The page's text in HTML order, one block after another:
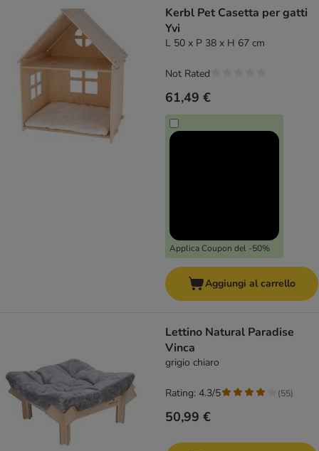
Kerbl Pet Casetta per gatti
Yvi
L 50 x P 38 x H 67 cm
61,49 €
Applica Coupon del -50%
Not Rated
Aggiungi al carrello
Lettino Natural Paradise
Vinca
grigio chiaro
50,99 €
Rating: 4.3/5 (55)